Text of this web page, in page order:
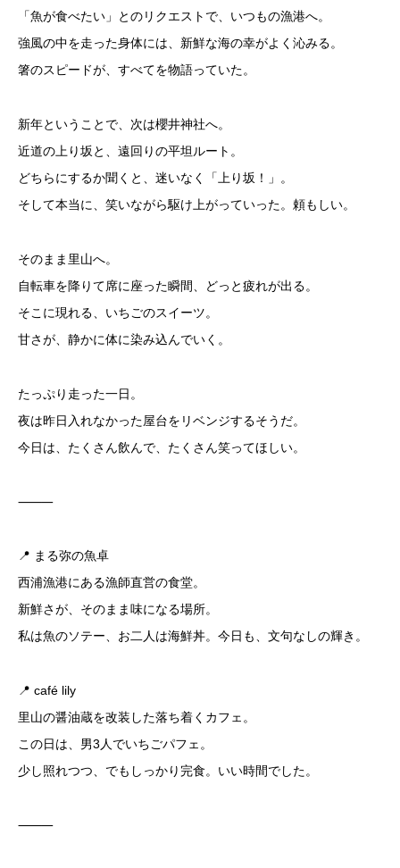
「魚が食べたい」とのリクエストで、いつもの漁港へ。
強風の中を走った身体には、新鮮な海の幸がよく沁みる。
箸のスピードが、すべてを物語っていた。
新年ということで、次は櫻井神社へ。
近道の上り坂と、遠回りの平坦ルート。
どちらにするか聞くと、迷いなく「上り坂！」。
そして本当に、笑いながら駆け上がっていった。頼もしい。
そのまま里山へ。
自転車を降りて席に座った瞬間、どっと疲れが出る。
そこに現れる、いちごのスイーツ。
甘さが、静かに体に染み込んでいく。
たっぷり走った一日。
夜は昨日入れなかった屋台をリベンジするそうだ。
今日は、たくさん飲んで、たくさん笑ってほしい。
⸻
📍 まる弥の魚卓
西浦漁港にある漁師直営の食堂。
新鮮さが、そのまま味になる場所。
私は魚のソテー、お二人は海鮮丼。今日も、文句なしの輝き。
📍 café lily
里山の醤油蔵を改装した落ち着くカフェ。
この日は、男3人でいちごパフェ。
少し照れつつ、でもしっかり完食。いい時間でした。
⸻